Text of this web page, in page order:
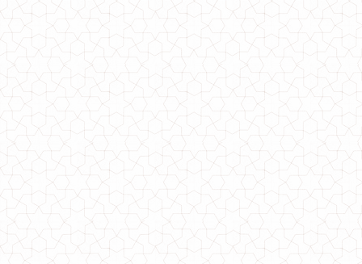
Куртка коротка великого розміру жіноча з прострочкою
1300.00грн.